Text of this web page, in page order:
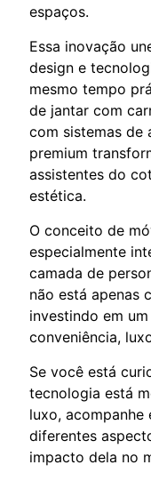
espaços.
Essa inovação
design e
mesmo tempo
de jantar com
com sistemas de
premium
assistentes do
estética.
O conceito de
especialmente
camada de
não está apenas
investindo em
conveniência,
Se você está
tecnologia está
luxo,
diferentes
impacto dela no